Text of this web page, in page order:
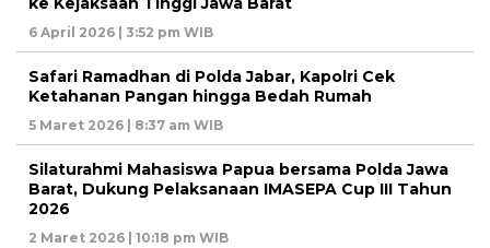
6 April 2026 | 3:52 pm WIB
Safari Ramadhan di Polda Jabar, Kapolri Cek
Ketahanan Pangan hingga Bedah Rumah
5 Maret 2026 | 8:37 am WIB
Silaturahmi Mahasiswa Papua bersama Polda Jawa
Barat, Dukung Pelaksanaan IMASEPA Cup III Tahun
2026
2 Maret 2026 | 10:18 pm WIB